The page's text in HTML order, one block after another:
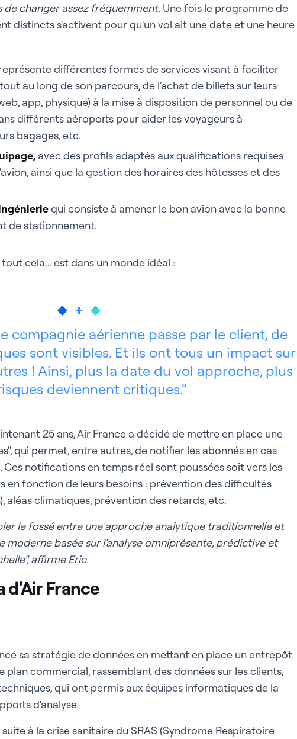
de changer assez fréquemment. Une fois le programme de
distincts s'activent pour qu'un vol ait une date et une heure
différentes formes de services visant à faciliter
au long de son parcours, de l'achat de billets sur leurs
app, physique) à la mise à disposition de personnel ou de
différents aéroports pour aider les voyageurs à
bagages, etc.
, avec des profils adaptés aux qualifications requises
ainsi que la gestion des horaires des hôtesses et des
qui consiste à amener le bon avion avec la bonne
de stationnement.
cela... est dans un monde idéal :
compagnie aérienne passe par le client, de
sont visibles. Et ils ont tous un impact sur
! Ainsi, plus la date du vol approche, plus
deviennent critiques.
25 ans, Air France a décidé de mettre en place une
qui permet, entre autres, de notifier les abonnés en cas
Ces notifications en temps réel sont poussées soit vers les
en fonction de leurs besoins : prévention des difficultés
aléas climatiques, prévention des retards, etc.
le fossé entre une approche analytique traditionnelle et
moderne basée sur l'analyse omniprésente, prédictive et
affirme Eric.
d'Air France
sa stratégie de données en mettant en place un entrepôt
plan commercial, rassemblant des données sur les clients,
qui ont permis aux équipes informatiques de la
d'analyse.
à la crise sanitaire du SRAS (Syndrome Respiratoire